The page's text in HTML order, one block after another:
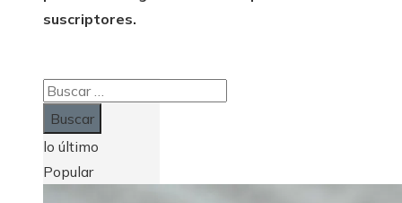
suscriptores.
Buscar:
lo último
Popular